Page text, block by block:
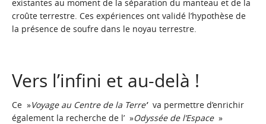
existantes au moment de la séparation du manteau et de la
croûte terrestre. Ces expériences ont validé l’hypothèse de
la présence de soufre dans le noyau terrestre.
Vers l’infini et au-delà !
Ce »Voyage au Centre de la Terre’‘ va permettre d’enrichir
également la recherche de l’ »Odyssée de l’Espace»